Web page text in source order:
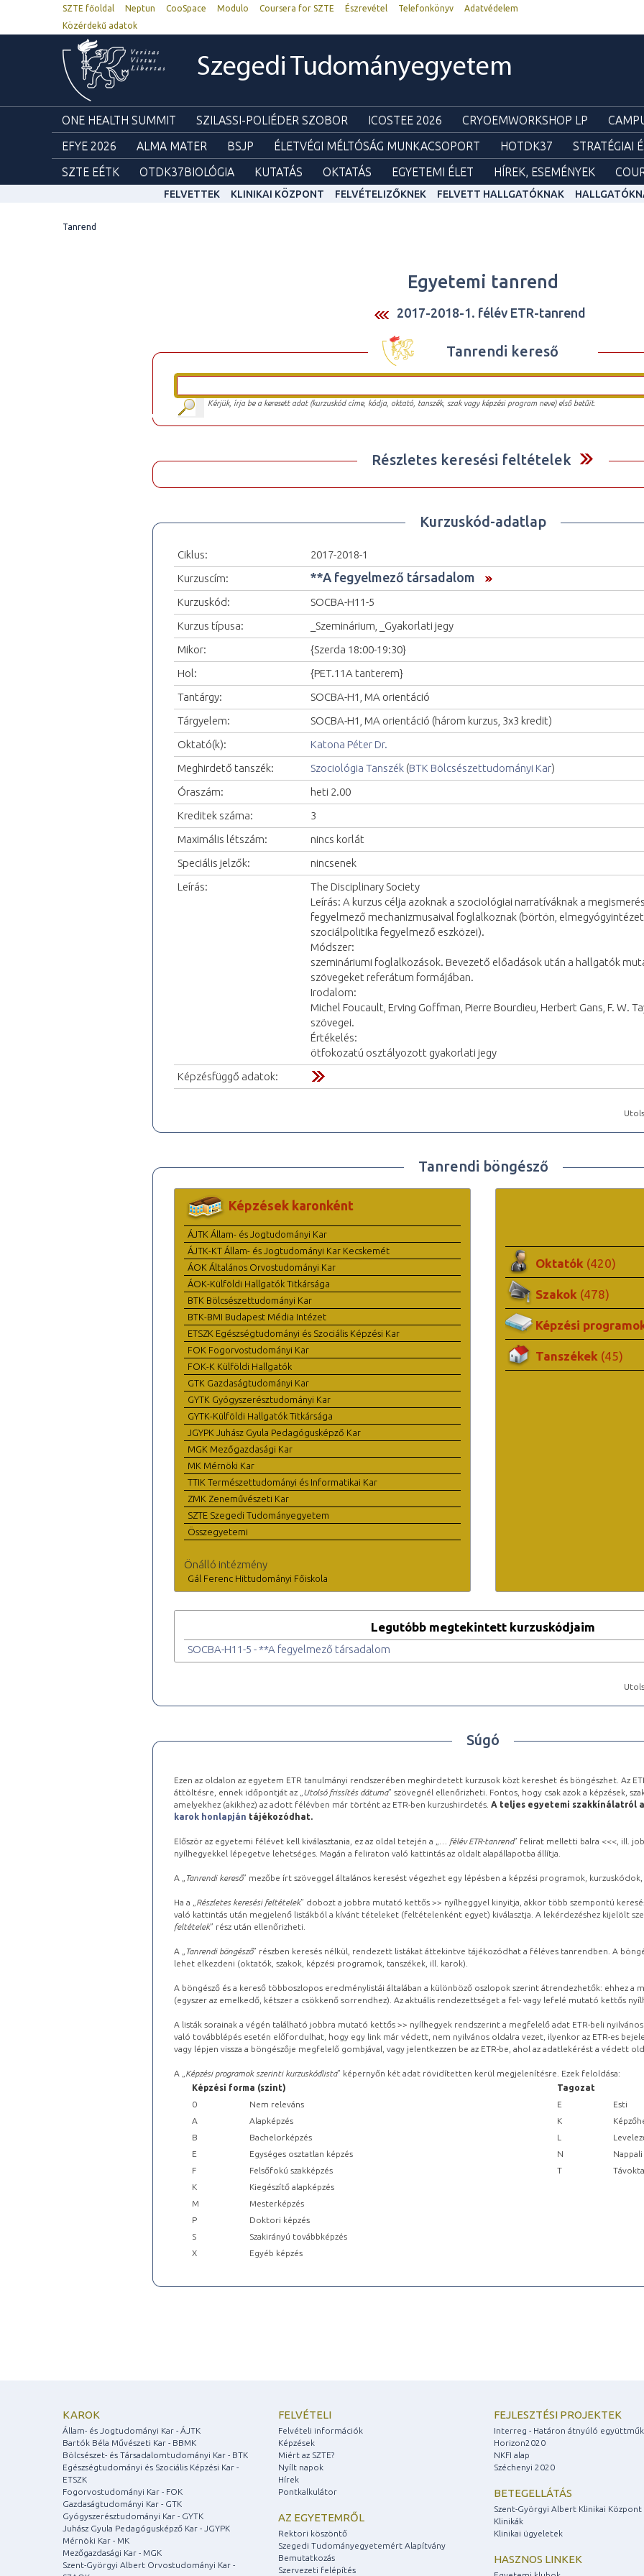
SZTE főoldal Neptun CooSpace Modulo Coursera for SZTE Észrevétel Telefonkönyv
Adatvédelem
Közérdekű adatok
Szegedi Tudományegyetem
ONE HEALTH SUMMIT SZILASSI-POLIÉDER SZOBOR ICOSTEE 2026 CRYOEMWORKSHOP LP
EFYE 2026
ALMA MATER BSJP ÉLETVÉGI MÉLTÓSÁG MUNKACSOPORT HOTDK37 STRATÉGIAI
SZTE EÉTK
OTDK37BIOLÓGIA KUTATÁS OKTATÁS EGYETEMI ÉLET HÍREK, ESEMÉNYEK
FELVETTEK KLINIKAI KÖZPONT FELVÉTELIZŐKNEK FELVETT HALLGATÓKNAK
Tanrend
Egyetemi tanrend
2017-2018-1. félév ETR-tanrend
Tanrendi kereső
Kérjük, írja be a keresett adat (kurzuskód címe, kódja, oktató, tanszék, szak vagy képzési program neve) első betűit.
Részletes keresési feltételek
Kurzuskód-adatlap
Ciklus:
2017-2018-1
Kurzuscím:
**A fegyelmező társadalom
Kurzuskód:
SOCBA-H11-5
Kurzus típusa:
_Szeminárium, _Gyakorlati jegy
Mikor:
{Szerda 18:00-19:30}
Hol:
{PET.11A tanterem}
Tantárgy:
SOCBA-H1, MA orientáció
Tárgyelem:
SOCBA-H1, MA orientáció (három kurzus, 3x3 kredit)
Oktató(k):
Katona Péter Dr.
Meghirdető tanszék:
Szociológia Tanszék (BTK Bölcsészettudományi Kar)
Óraszám:
heti 2.00
Kreditek száma:
3
Maximális létszám:
nincs korlát
Speciális jelzők:
nincsenek
Leírás:
The Disciplinary Society
Leírás: A kurzus célja azoknak a szociológiai narratíváknak a
fegyelmező mechanizmusaival foglalkoznak (börtön,
szociálpolitika fegyelmező eszközei).
Módszer:
szemináriumi foglalkozások. Bevezető előadások után a hallgatók
szövegeket referátum formájában.
Irodalom:
Michel Foucault, Erving Goffman, Pierre Bourdieu, Herbert Gans, F. W.
szövegei.
Értékelés:
ötfokozatú osztályozott gyakorlati jegy
Képzésfüggő adatok:
Tanrendi böngésző
Képzések karonként
ÁJTK Állam- és Jogtudományi Kar
ÁJTK-KT Állam- és Jogtudományi Kar Kecskemét
ÁOK Általános Orvostudományi Kar
ÁOK-Külföldi Hallgatók Titkársága
BTK Bölcsészettudományi Kar
BTK-BMI Budapest Média Intézet
ETSZK Egészségtudományi és Szociális Képzési Kar
FOK Fogorvostudományi Kar
FOK-K Külföldi Hallgatók
GTK Gazdaságtudományi Kar
GYTK Gyógyszerésztudományi Kar
GYTK-Külföldi Hallgatók Titkársága
JGYPK Juhász Gyula Pedagógusképző Kar
MGK Mezőgazdasági Kar
MK Mérnöki Kar
TTIK Természettudományi és Informatikai Kar
ZMK Zeneművészeti Kar
SZTE Szegedi Tudományegyetem
Összegyetemi
Önálló intézmény
Gál Ferenc Hittudományi Főiskola
Oktatók (420)
Szakok (478)
Képzési
Tanszékek (45)
Legutóbb megtekintett kurzuskódjaim
SOCBA-H11-5 - **A fegyelmező társadalom
Súgó
Ezen az oldalon az egyetem ETR tanulmányi rendszerében meghirdetett kurzusok közt kereshet és böngészhet. Az
áttöltésre, ennek időpontját az „ Utolsó frissítés dátuma” szövegnél ellenőrizheti. Fontos, hogy csak azok a képzések,
amelyekhez (akikhez) az adott félévben már történt az ETR-ben kurzushirdetés. A teljes egyetemi szakkínálatról a
karok honlapján tájékozódhat.
Először az egyetemi félévet kell kiválasztania, ez az oldal tetején a „ … félév ETR-tanrend” felirat melletti balra <<<, ill.
nyílhegyekkel lépegetve lehetséges. Magán a feliraton való kattintás az oldalt alapállapotba állítja.
A „ Tanrendi kereső” mezőbe írt szöveggel általános keresést végezhet egy lépésben a képzési programok,
Ha a „ Részletes keresési feltételek” dobozt a jobbra mutató kettős >> nyílheggyel kinyitja, akkor több szempontú
való kattintás után megjelenő listákból a kívánt tételeket (feltételenként egyet) kiválasztja. A lekérdezéshez kijelölt
feltételek” rész után ellenőrizheti.
A „ Tanrendi böngésző” részben keresés nélkül, rendezett listákat áttekintve tájékozódhat a féléves tanrendben. A
lehet elkezdeni (oktatók, szakok, képzési programok, tanszékek, ill. karok).
A böngésző és a kereső többoszlopos eredménylistái általában a különböző oszlopok szerint átrendezhetők: ehhez a
(egyszer az emelkedő, kétszer a csökkenő sorrendhez). Az aktuális rendezettséget a fel- vagy lefelé mutató kettős
A listák sorainak a végén található jobbra mutató kettős >> nyílhegyek rendszerint a megfelelő adat ETR-beli
való továbblépés esetén előfordulhat, hogy egy link már védett, nem nyilvános oldalra vezet, ilyenkor az ETR-es
vagy lépjen vissza a böngészője megfelelő gombjával, vagy jelentkezzen be az ETR-be, ahol az adatlekérést a védett
A „ Képzési programok szerinti kurzuskódlista” képernyőn két adat rövidítetten kerül megjelenítésre. Ezek feloldása:
Képzési forma (szint)
Tagozat
0
Nem releváns E
Esti
A
Alapképzés K
B
Bachelorképzés L
E
Egységes osztatlan képzés N
Nappali
F
Felsőfokú szakképzés T
K
Kiegészítő alapképzés
M
Mesterképzés
P
Doktori képzés
S
Szakirányú továbbképzés
X
Egyéb képzés
KAROK
Állam- és Jogtudományi Kar - ÁJTK
Bartók Béla Művészeti Kar - BBMK
Bölcsészet- és Társadalomtudományi Kar - BTK
Egészségtudományi és Szociális Képzési Kar -
ETSZK
Fogorvostudományi Kar - FOK
Gazdaságtudományi Kar - GTK
Gyógyszerésztudományi Kar - GYTK
Juhász Gyula Pedagógusképző Kar - JGYPK
Mérnöki Kar - MK
Mezőgazdasági Kar - MGK
Szent-Györgyi Albert Orvostudományi Kar -
FELVÉTELI
Felvételi információk
Képzések
Miért az SZTE?
Nyílt napok
Hírek
Pontkalkulátor
AZ EGYETEMRŐL
Rektori köszöntő
Szegedi Tudományegyetemért Alapítvány
Bemutatkozás
Szervezeti felépítés
FEJLESZTÉSI PROJEKTEK
Interreg - Határon átnyúló
Horizon2020
NKFI alap
Széchenyi 2020
BETEGELLÁTÁS
Szent-Györgyi Albert Klinikai Központ
Klinikák
Klinikai ügyeletek
HASZNOS LINKEK